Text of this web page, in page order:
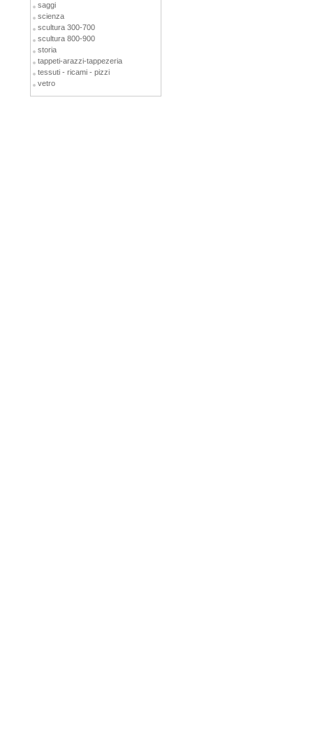
saggi
scienza
scultura 300-700
scultura 800-900
storia
tappeti-arazzi-tappezeria
tessuti - ricami - pizzi
vetro